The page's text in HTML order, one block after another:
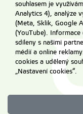
souhlasem je
Analytics 4), analýze
(Meta, Sklik, Google
(YouTube).
sdíleny s našimi
médií a online
cookies a udělený
„Nastavení cookies“.